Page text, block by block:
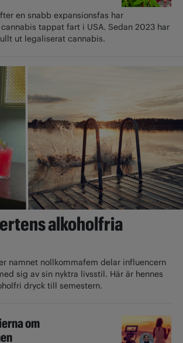
en snabb expansionsfas har
tappat fart i USA. Sedan 2023 har
ut ­legaliserat cannabis.
alkoholfria
namnet nollkommafem delar influencern
sig av sin nyktra livsstil. Här är hennes
dryck till semestern.
om